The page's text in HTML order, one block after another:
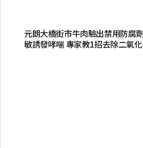
元朗大橋街市牛肉驗出禁用防腐
敏誘發哮喘 專家教1招去除二氧